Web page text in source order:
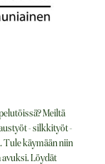
Meiltä
- silkkityöt -
Tule käymään niin
avuksi. Löydät